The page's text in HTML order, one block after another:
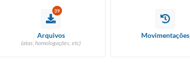
39
Arquivos
(atas, homologações, etc)
Movimentações